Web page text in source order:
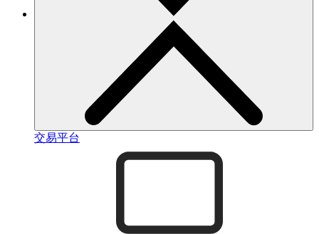
交易平台